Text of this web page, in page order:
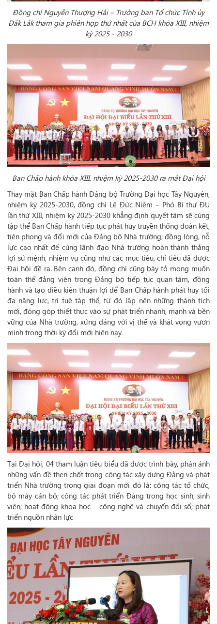
Đồng chíNguyễn Thượng Hải – Trưởng ban Tổ chức Tỉnh ủy
Đắk Lắk tham gia phiên họp thứ nhất của BCH khóa XIII, nhiệm
kỳ 2025 - 2030
Ban Chấp hành khóa XIII, nhiệm kỳ 2025-2030 ra mắt Đại hội
Thay mặt Ban Chấp hành Đảng bộ Trường Đại học Tây Nguyên,
nhiệm kỳ 2025-2030, đồng chí Lê Đức Niêm – Phó Bí thư ĐU
lần thứ XIII, nhiệm kỳ 2025-2030 khẳng định quyết tâm sẽ cùng
tập thể Ban Chấp hành tiếp tục phát huy truyền thống đoàn kết,
tiên phong và đổi mới của Đảng bộ Nhà trường; đồng lòng, nỗ
lực cao nhất để cùng lãnh đạo Nhà trường hoàn thành thắng
lợi sứ mệnh, nhiệm vụ cũng như các mục tiêu, chỉ tiêu đã được
Đại hội đề ra. Bên cạnh đó, đồng chí cũng bày tỏ mong muốn
toàn thể đảng viên trong Đảng bộ tiếp tục quan tâm, đồng
hành và tạo điều kiện thuận lợi để Ban Chấp hành phát huy tối
đa năng lực, trí tuệ tập thể, từ đó lập nên những thành tích
mới, đóng góp thiết thực vào sự phát triển nhanh, mạnh và bền
vững của Nhà trường, xứng đáng với vị thế và khát vọng vươn
mình trong thời kỳ đổi mới hiện nay.
Tại Đại hội, 04 tham luận tiêu biểu đã được trình bày, phản ánh
những vấn đề then chốt trong công tác xây dựng Đảng và phát
triển Nhà trường trong giai đoạn mới đó là: công tác tổ chức,
bộ máy cán bộ; công tác phát triển Đảng trong học sinh, sinh
viên; hoạt động khoa học – công nghệ và chuyển đổi số; phát
triển nguồn nhân lực